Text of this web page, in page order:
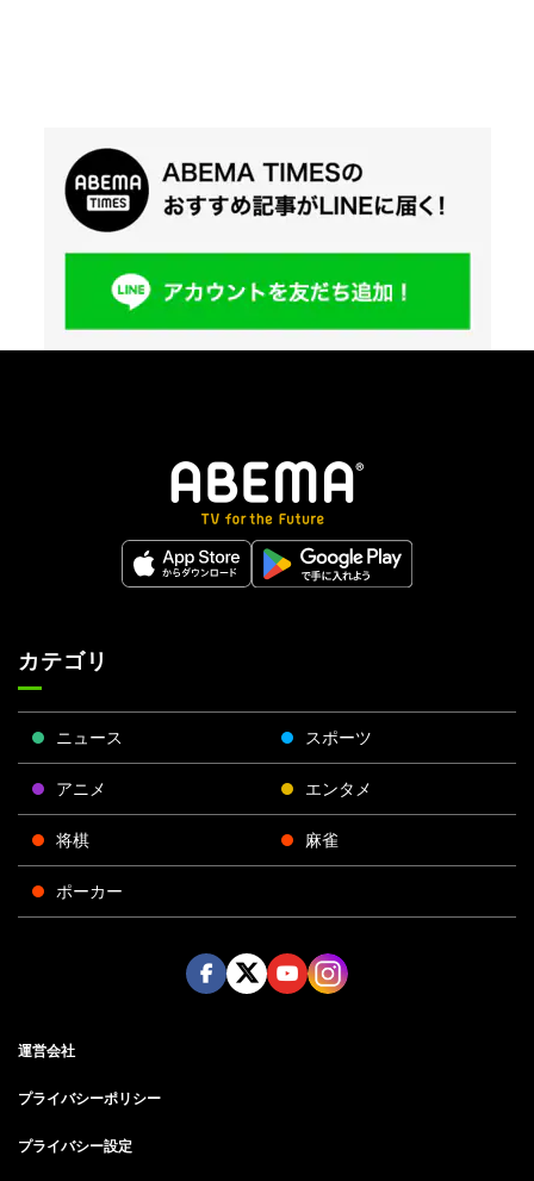
カテゴリ
ニュース スポーツ
アニメ エンタメ
将棋 麻雀
ポーカー
運営会社
プライバシーポリシー
プライバシー設定